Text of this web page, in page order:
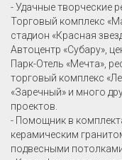
- Удачные творческие
Торговый комплекс
стадион «Красная
Автоцентр «Субару»,
Парк-Отель «Мечта»,
торговый комплекс
«Заречный» и много
проектов.
- Помощник в
керамическим
подвесными